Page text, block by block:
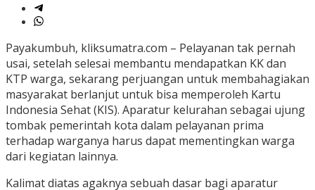
Payakumbuh, kliksumatra.com – Pelayanan tak pernah
usai, setelah selesai membantu mendapatkan KK dan
KTP warga, sekarang perjuangan untuk membahagiakan
masyarakat berlanjut untuk bisa memperoleh Kartu
Indonesia Sehat (KIS). Aparatur kelurahan sebagai ujung
tombak pemerintah kota dalam pelayanan prima
terhadap warganya harus dapat mementingkan warga
dari kegiatan lainnya.
Kalimat diatas agaknya sebuah dasar bagi aparatur